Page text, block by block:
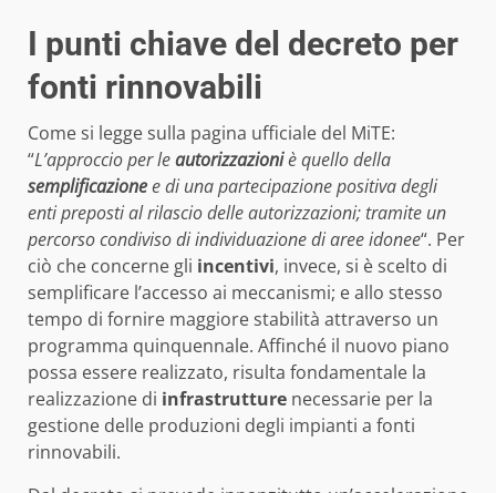
I punti chiave del decreto per
fonti rinnovabili
Come si legge sulla pagina ufficiale del MiTE:
“L’approccio per leautorizzazioniè quello della
semplificazionee di una partecipazione positiva degli
enti preposti al rilascio delle autorizzazioni; tramite un
percorso condiviso di individuazione di aree idonee“. Per
ciò che concerne gli incentivi, invece, si è scelto di
semplificare l’accesso ai meccanismi; e allo stesso
tempo di fornire maggiore stabilità attraverso un
programma quinquennale. Affinché il nuovo piano
possa essere realizzato, risulta fondamentale la
realizzazione di infrastrutture necessarie per la
gestione delle produzioni degli impianti a fonti
rinnovabili.